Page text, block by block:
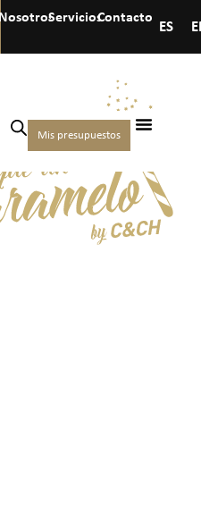
NosotrosServiciosContacto
ES
Mis presupuestos